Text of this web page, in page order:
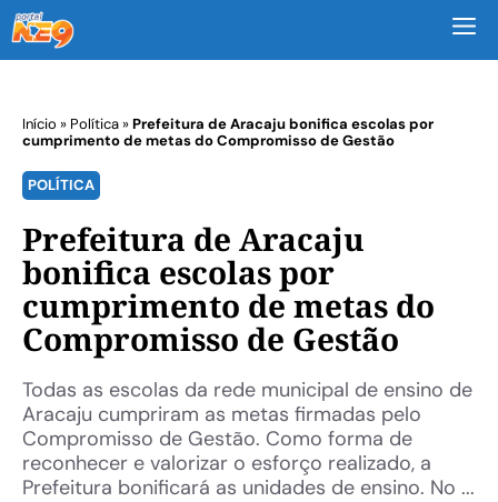
Início » Política»Prefeitura de Aracaju bonifica escolas por
cumprimento de metas do Compromisso de Gestão
POLÍTICA
Prefeitura de Aracaju
bonifica escolas por
cumprimento de metas do
Compromisso de Gestão
Todas as escolas da rede municipal de ensino de
Aracaju cumpriram as metas firmadas pelo
Compromisso de Gestão. Como forma de
reconhecer e valorizar o esforço realizado, a
Prefeitura bonificará as unidades de ensino. No ...